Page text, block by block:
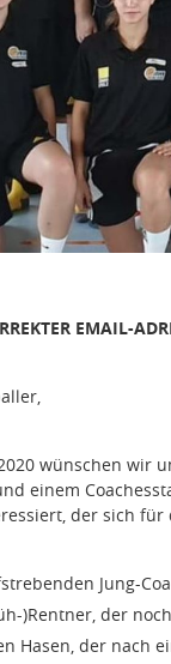
EMAIL-
wünschen wir
einem
der sich für
Jung-
)Rentner, der
Hasen, der nach